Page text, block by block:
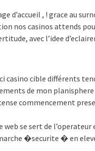
d’accueil , ! grace au
nos casinos attends
avec l’idee
casino cible différents
de mon
commencement
web se sert de
�securite � en